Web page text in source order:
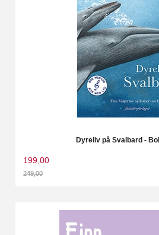
Dyreliv på Svalbard -
199,00
249,00